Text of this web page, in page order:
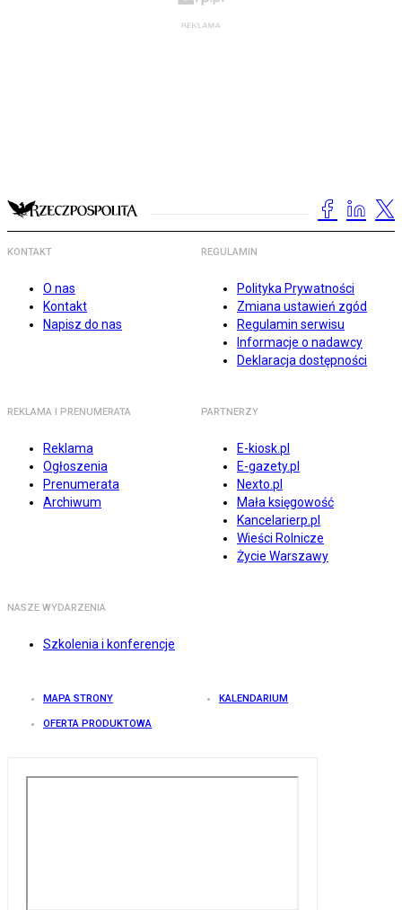
KONTAKT
O nas
Kontakt
Napisz do nas
REGULAMIN
Polityka Prywatności
Zmiana ustawień zgód
Regulamin serwisu
Informacje o nadawcy
Deklaracja dostępności
REKLAMA I PRENUMERATA
Reklama
Ogłoszenia
Prenumerata
Archiwum
PARTNERZY
E-kiosk.pl
E-gazety.pl
Nexto.pl
Mała księgowość
Kancelarierp.pl
Wieści Rolnicze
Życie Warszawy
NASZE WYDARZENIA
Szkolenia i konferencje
MAPA STRONY KALENDARIUM
OFERTA PRODUKTOWA